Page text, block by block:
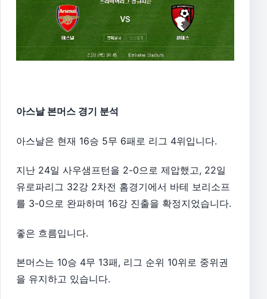
아스날 본머스 경기 분석
아스날은 현재 16승 5무 6패로 리그 4위입니다.
지난 24일 사우샘프턴을 2-0으로 제압했고, 22일
유로파리그 32강 2차전 홈경기에서 바테 보리소프
를 3-0으로 완파하며 16강 진출을 확정지었습니다.
좋은 흐름입니다.
본머스는 10승 4무 13패, 리그 순위 10위로 중위권
을 유지하고 있습니다.